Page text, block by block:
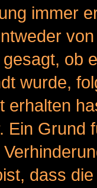
immer
ob
wurde,
erhalten
Ein Grund
dass